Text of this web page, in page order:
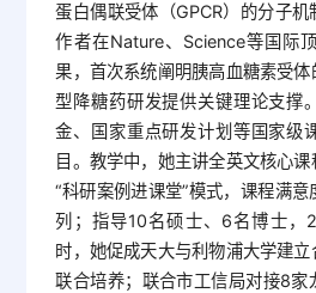
蛋白偶联受体（GPCR）的分子
作者在Nature、Science等国际
果，首次系统阐明胰高血糖素受
型降糖药研发提供关键理论支撑
金、国家重点研发计划等国家级
目。教学中，她主讲全英文核心
“科研案例进课堂”模式，课程满
列；指导10名硕士、6名博士，
时，她促成天大与利物浦大学建
联合培养；联合市工信局对接8家